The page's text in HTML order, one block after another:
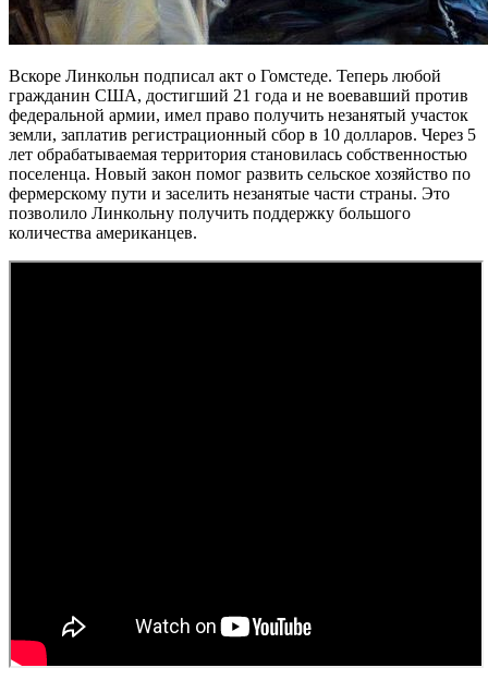
Вскоре Линкольн подписал акт о Гомстеде. Теперь любой
гражданин США, достигший 21 года и не воевавший против
федеральной армии, имел право получить незанятый участок
земли, заплатив регистрационный сбор в 10 долларов. Через 5
лет обрабатываемая территория становилась собственностью
поселенца. Новый закон помог развить сельское хозяйство по
фермерскому пути и заселить незанятые части страны. Это
позволило Линкольну получить поддержку большого
количества американцев.